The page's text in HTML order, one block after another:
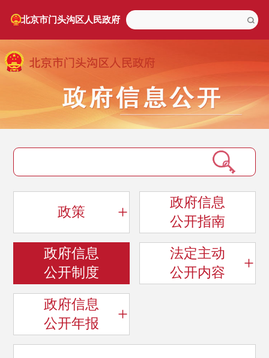
北京市门头沟区人民政府
政策 +
政府信息
公开指南
政府信息
公开制度
法定主动
公开内容
+
政府信息
公开年报
+